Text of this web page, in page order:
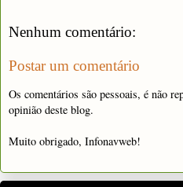
Nenhum comentário:
Postar um comentário
Os comentários são pessoais, é não
opinião deste blog.
Muito obrigado, Infonavweb!